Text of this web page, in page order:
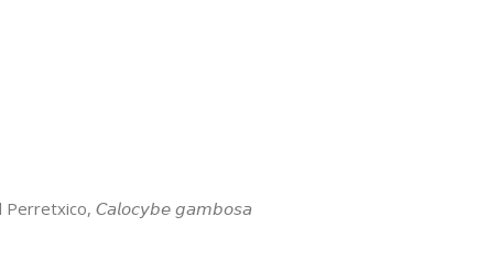
Perretxico, 𝘊𝘢𝘭𝘰𝘤𝘺𝘣𝘦 𝘨𝘢𝘮𝘣𝘰𝘴𝘢